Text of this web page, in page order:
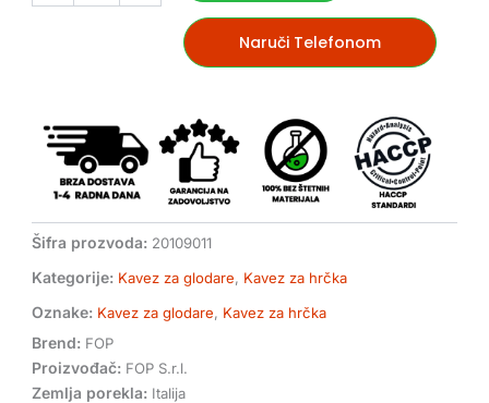
Naruči Telefonom
Šifra prozvoda: 20109011
Kategorije: Kavez za glodare, Kavez za hrčka
Oznake: Kavez za glodare, Kavez za hrčka
Brend: FOP
Proizvođač: FOP S.r.l.
Zemlja porekla: Italija